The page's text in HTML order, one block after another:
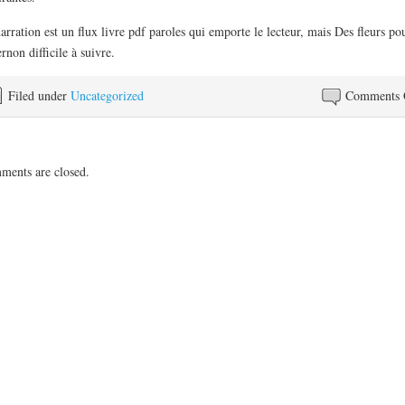
est un flux livre pdf paroles qui emporte le lecteur, mais Des fleurs
difficile à suivre.
Comments
Filed under Uncategorized
are closed.